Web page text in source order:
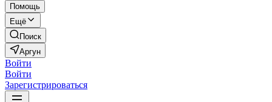
Помощь
Ещё
Поиск
Аргун
Войти
Войти
Зарегистрироваться